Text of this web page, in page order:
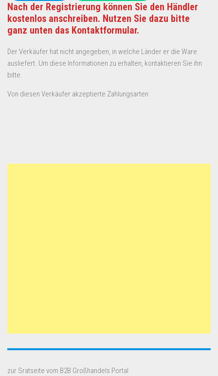
Nach der Registrierung können Sie den Händler
kostenlos anschreiben. Nutzen Sie dazu bitte
ganz unten das Kontaktformular.
Der Verkäufer hat nicht angegeben, in welche Länder er die Ware
ausliefert. Um diese Informationen zu erhalten, kontaktieren Sie ihn
bitte.
Von diesen Verkäufer akzeptierte Zahlungsarten
zur Sratseite vom B2B Großhandels Portal